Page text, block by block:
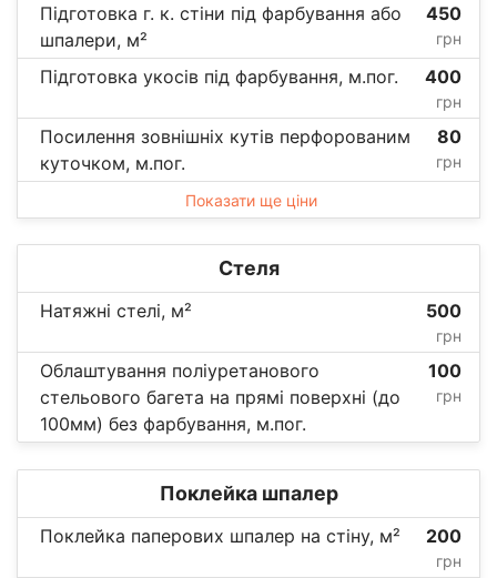
Підготовка г. к. стіни під фарбування або
шпалери, м²
450
грн
Підготовка укосів під фарбування, м.пог. 400
грн
Посилення зовнішніх кутів перфорованим
куточком, м.пог.
80
грн
Показати ще ціни
Стеля
Натяжні стелі, м² 500
грн
Облаштування поліуретанового
стельового багета на прямі поверхні (до
100мм) без фарбування, м.пог.
100
грн
Поклейка шпалер
Поклейка паперових шпалер на стіну, м² 200
грн